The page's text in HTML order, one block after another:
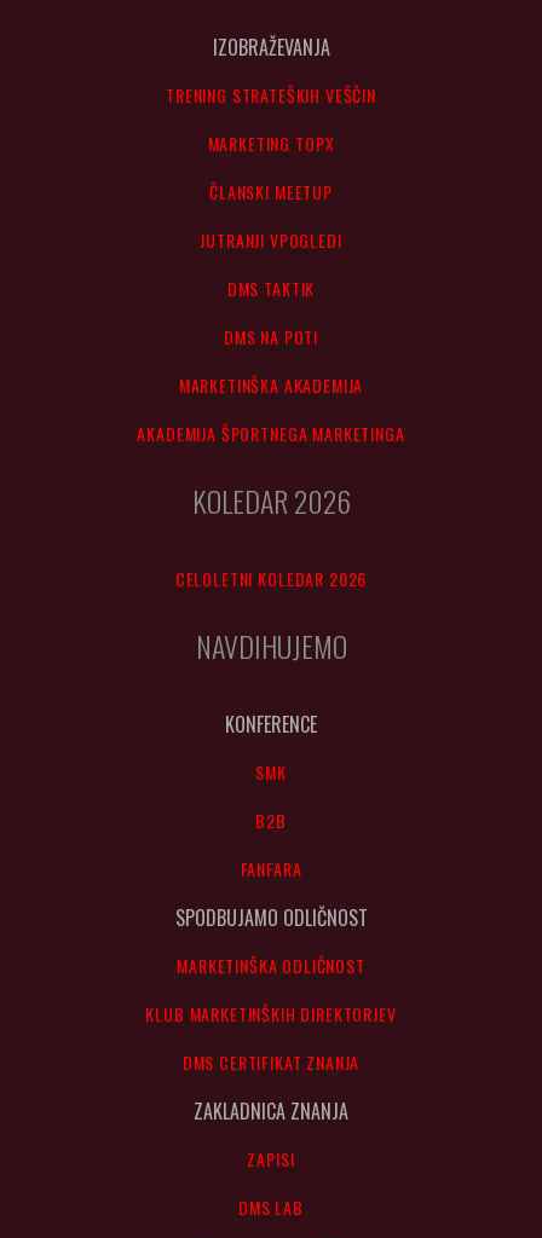
IZOBRAŽEVANJA
TRENING STRATEŠKIH VEŠČIN
MARKETING TOPX
ČLANSKI MEETUP
JUTRANJI VPOGLEDI
DMS TAKTIK
DMS NA POTI
MARKETINŠKA AKADEMIJA
AKADEMIJA ŠPORTNEGA MARKETINGA
KOLEDAR 2026
CELOLETNI KOLEDAR 2026
NAVDIHUJEMO
KONFERENCE
SMK
B2B
FANFARA
SPODBUJAMO ODLIČNOST
MARKETINŠKA ODLIČNOST
KLUB MARKETINŠKIH DIREKTORJEV
DMS CERTIFIKAT ZNANJA
ZAKLADNICA ZNANJA
ZAPISI
DMS LAB